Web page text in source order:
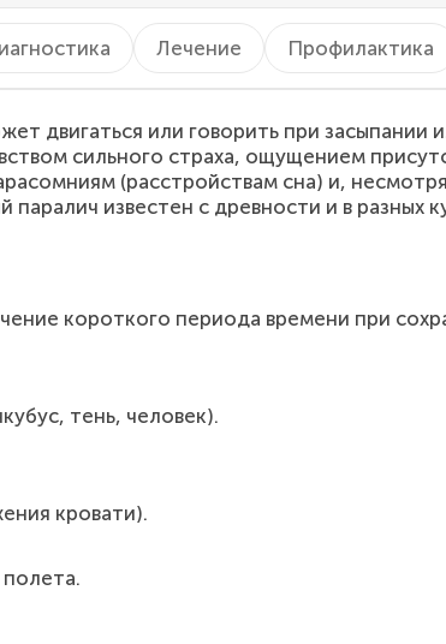
Лечение Профилактика
двигаться или говорить при
сильного страха, ощущением
(расстройствам сна) и,
известен с древности и в разных
короткого периода времени при
тень, человек).
кровати).